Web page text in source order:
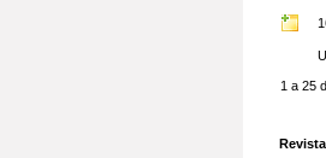
1 a 25